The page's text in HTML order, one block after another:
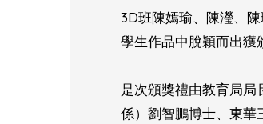
3D班陳嫣瑜、陳瀅、
學生作品中脫穎而出獲
是次頒獎禮由教育局
係）劉智鵬博士、東華